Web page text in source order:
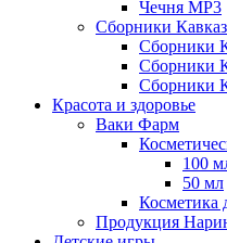
Чечня MP3
Сборники
Сборники
Сборники
Сборники
Красота и здоровье
Ваки Фарм
100
50 мл
Косметика
Продукция